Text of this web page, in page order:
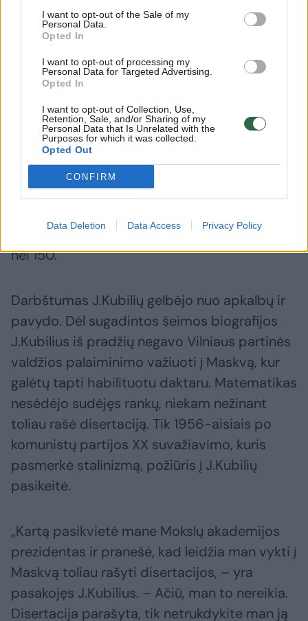
I want to opt-out of the Sale of my
Personal Data.
Opted In
I want to opt-out of processing my
Personal Data for Targeted Advertising.
Opted In
I want to opt-out of Collection, Use,
Retention, Sale, and/or Sharing of my
Personal Data that Is Unrelated with the
Purposes for which it was collected.
Opted Out
CONFIRM
Data Deletion Data Access Privacy Policy
ryšių su pogrindininkais, jis privalėjo dingti iš
Vilniaus, todėl pasirinko aspirantūrą
tuomečiame Leningrade (dabar Sankt
Peterburgas). Apsigynęs disertaciją J.Kubilius
ėmė svajoti, kad Vilniaus universitetui reikia
grąžinti mokslo šventovės vardą ir rengti
jaunus mokslininkus.
Pastangos ugdyti jaunąją kartą nenuėjo veltui
disertacijas, Lietuvoje šiuo metu yra daugiau
nei 150.
Darbštumas J.Kubilių gelbėjo nuo apkalbų ir
pavydo. Dėl sugadintos šeimos biografijos
J.Kubilius iš pradžių negavo Vilniaus partinės
valdžios palaiminimo važiuoti į Maskvą, kur
galėtų tapti habilituotu daktaru. Matematikas
nesėdėjo sudėjęs rankų, niekam nežinant
toliau rašė disertaciją. Tik 1956-aisiais po
komunistų partijos XX suvažiavimo, kuris
pasmerkė stalinizmą, požiūris į J.Kubilių
pasikeitė.
„Kartą pasikvietė mane Mokslų akademijos
prezidentas ir pranešė, kad leidžia man vykti į
Maskvą toliau rašyti disertacijos, – yra
pasakojęs J.Kubilius. – Ačiū, man to nereikia.
Disertacija parašyta, tik netrukdykite man ją